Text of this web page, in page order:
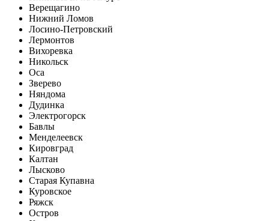
Верещагино
Нижний Ломов
Лосино-Петровский
Лермонтов
Вихоревка
Никольск
Оса
Зверево
Няндома
Дудинка
Электрогорск
Бавлы
Менделеевск
Кировград
Калтан
Лысково
Старая Купавна
Куровское
Ряжск
Остров